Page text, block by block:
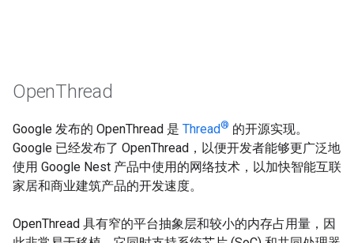
OpenThread
Google 发布的 OpenThread 是 Thread® 的开源实现。
Google 已经发布了 OpenThread，以便开发者能够更广泛地
使用 Google Nest 产品中使用的网络技术，以加快智能互联
家居和商业建筑产品的开发速度。
OpenThread 具有窄的平台抽象层和较小的内存占用量，因